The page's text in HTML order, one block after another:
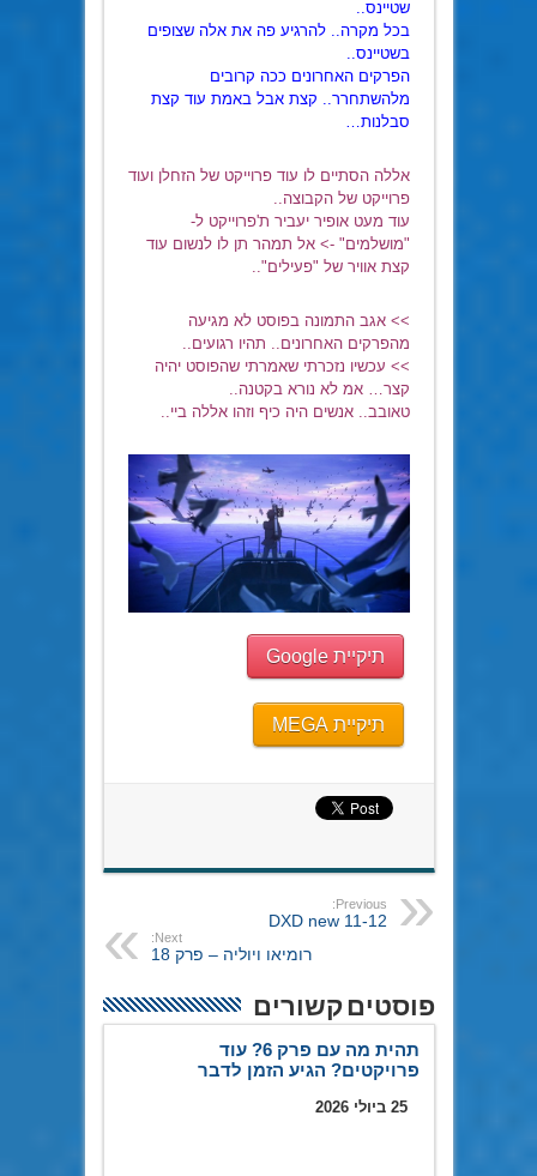
שטיינס..
בכל מקרה.. להרגיע פה את אלה שצופים
בשטיינס..
הפרקים האחרונים ככה קרובים
מלהשתחרר.. קצת אבל באמת עוד קצת
סבלנות…
אללה הסתיים לו עוד פרוייקט של הזחלן ועוד
פרוייקט של הקבוצה..
עוד מעט אופיר יעביר ת'פרוייקט ל-
"מושלמים" -> אל תמהר תן לו לנשום עוד
קצת אוויר של "פעילים"..
>> אגב התמונה בפוסט לא מגיעה
מהפרקים האחרונים.. תהיו רגועים..
>> עכשיו נזכרתי שאמרתי שהפוסט יהיה
קצר… אמ לא נורא בקטנה..
טאובב.. אנשים היה כיף וזהו אללה ביי..
תיקיית Google
תיקיית MEGA
Previous:
DXD new 11-12
Next:
רומיאו ויוליה – פרק 18
פוסטים קשורים
תהית מה עם פרק 6? עוד
פרויקטים? הגיע הזמן לדבר
25 ביולי 2026